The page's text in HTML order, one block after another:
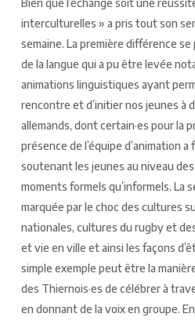
interculturelles » a pris tout son
semaine. La première différence
de la langue qui a pu être levée
animations linguistiques ayant
rencontre et d’initier nos jeunes à
allemands, dont certain·es pour la
présence de l’équipe d’animation
soutenant les jeunes au niveau
moments formels qu’informels. La
marquée par le choc des cultures
nationales, cultures du rugby et
et vie en ville et ainsi les façons
simple exemple peut être la
des Thiernois·es de célébrer à
en donnant de la voix en groupe.